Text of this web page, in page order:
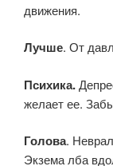
движения.
Лучше. От
Психика.
желает ее.
Голова.
Экзема лба